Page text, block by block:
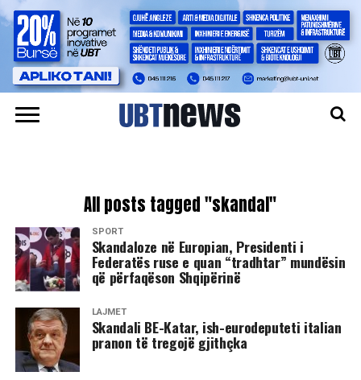
All posts tagged "skandal"
SPORT
Skandaloze në Europian, Presidenti i
Federatës ruse e quan “tradhtar” mundësin
që përfaqëson Shqipërinë
LAJMET
Skandali BE-Katar, ish-eurodeputeti italian
pranon të tregojë gjithçka